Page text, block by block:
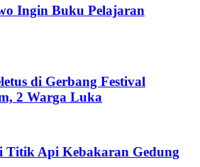
Ingin Buku Pelajaran
di Gerbang Festival
2 Warga Luka
Titik Api Kebakaran Gedung